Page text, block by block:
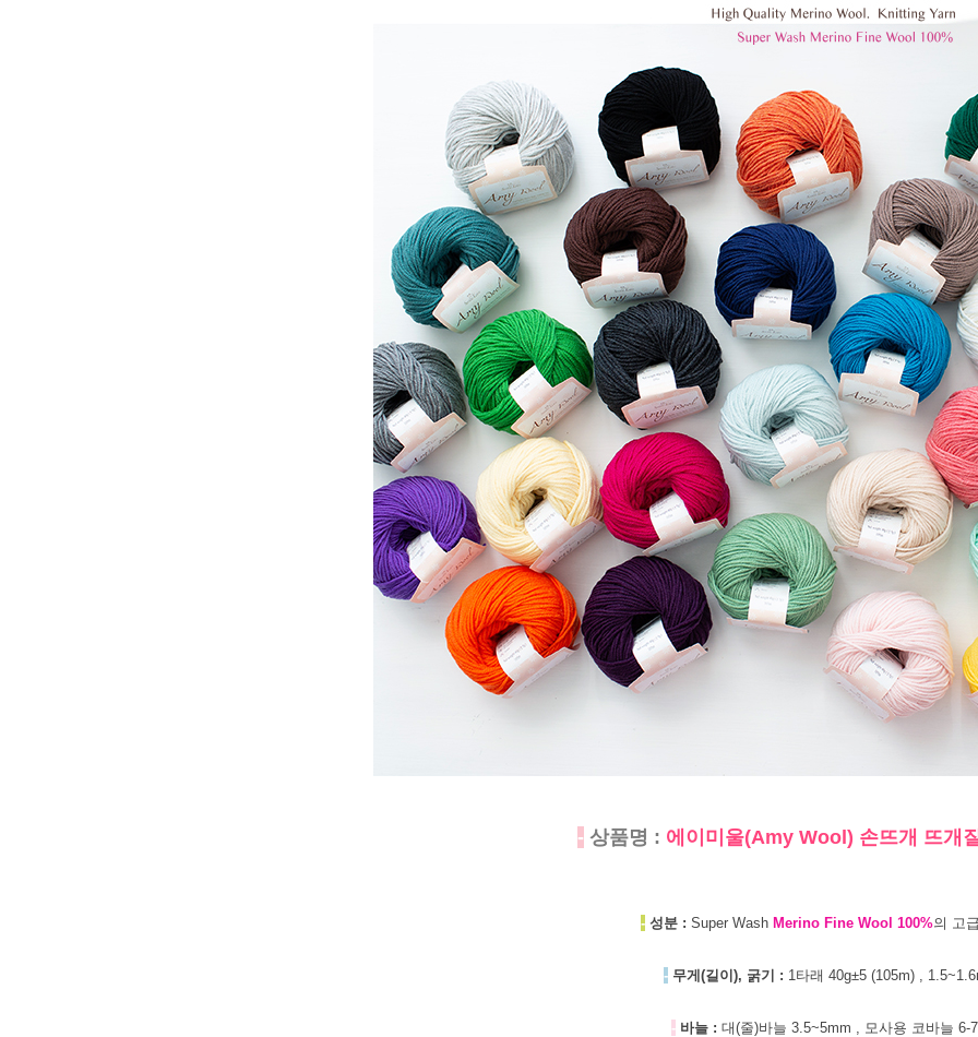
- 상품명 : 에이미울(Amy Wool) 손뜨개 뜨개
- 성분 : Super Wash Merino Fine Wool 100%의 고
- 무게(길이), 굵기 : 1타래 40g±5 (105m) ,
- 바늘 : 대(줄)바늘 3.5~5mm , 모사용 코바늘 6-